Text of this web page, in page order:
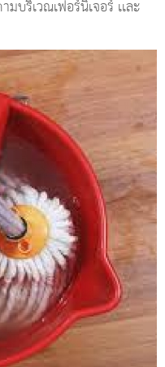
มบริเวณเฟอร์นิเจอร์ เเละ